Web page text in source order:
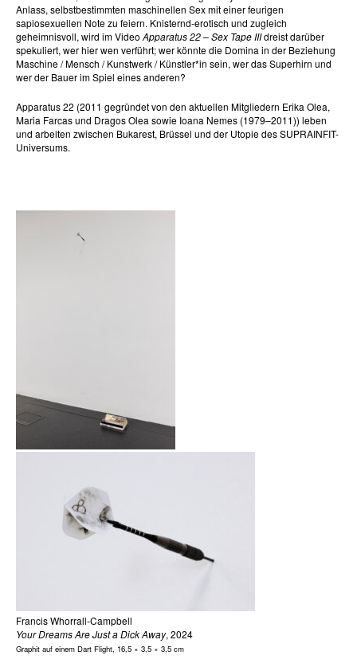
Anlass, selbstbestimmten maschinellen Sex mit einer feurigen
sapiosexuellen Note zu feiern. Knisternd-erotisch und zugleich
geheimnisvoll, wird im Video Apparatus 22 – Sex Tape IIIdreist darüber
spekuliert, wer hier wen verführt; wer könnte die Domina in der Beziehung
Maschine / Mensch / Kunstwerk / Künstler*in sein, wer das Superhirn und
wer der Bauer im Spiel eines anderen?
Apparatus 22 (2011 gegründet von den aktuellen Mitgliedern Erika Olea,
Maria Farcas und Dragos Olea sowie Ioana Nemes (1979–2011)) leben
und arbeiten zwischen Bukarest, Brüssel und der Utopie des SUPRAINFIT-
Universums.
Francis Whorrall-Campbell
Your Dreams Are Just a Dick Away, 2024
Graphit auf einem Dart Flight, 16,5 × 3,5 × 3,5 cm